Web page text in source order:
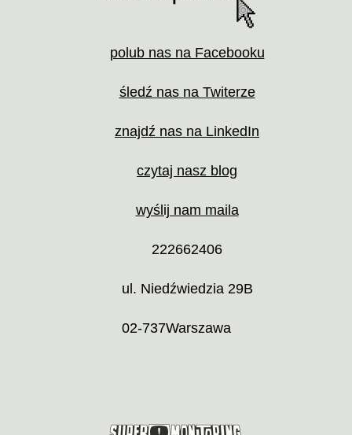
polub nas na Facebooku
śledź nas na Twiterze
znajdź nas na LinkedIn
czytaj nasz blog
wyślij nam maila
222662406
ul. Niedźwiedzia 29B
02-737Warszawa